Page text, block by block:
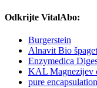
Odkrijte VitalAbo:
Burgerstein
Alnavit Bio
Enzymedica
KAL Magnezijev
pure